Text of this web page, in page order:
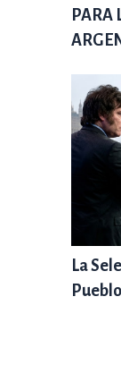
PARA
La